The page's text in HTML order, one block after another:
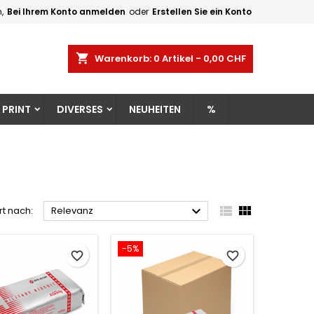
Bei Ihrem Konto anmelden oder Erstellen Sie ein Konto
shopping_cart Warenkorb: 0 Artikel - 0,00 CHF
DIVERSES NEUHEITEN %
nach: Relevanz   
favorite_border
-5%
favorite_border